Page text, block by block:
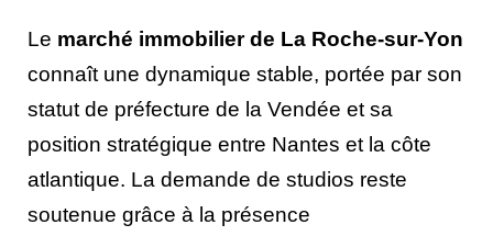
Le marché immobilier de La Roche-sur-Yon
connaît une dynamique stable, portée par son
statut de préfecture de la Vendée et sa
position stratégique entre Nantes et la côte
atlantique. La demande de studios reste
soutenue grâce à la présence